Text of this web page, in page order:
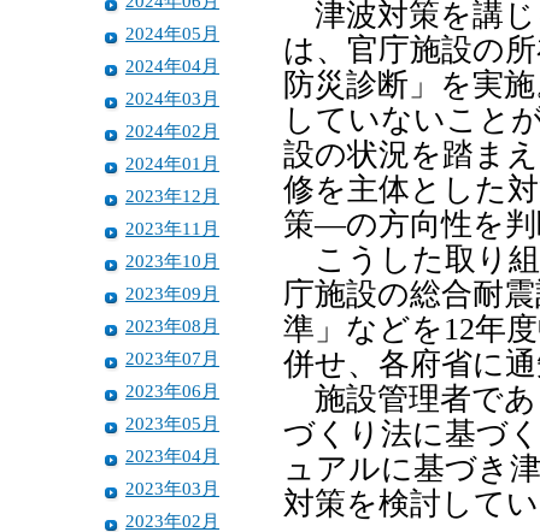
2024年05月
2024年04月
2024年03月
2024年02月
2024年01月
2023年12月
2023年11月
2023年10月
2023年09月
2023年08月
2023年07月
2023年06月
2023年05月
2023年04月
2023年03月
2023年02月
津波対策を講じ
は、官庁施設の
防災診断」を実
していないこと
設の状況を踏ま
修を主体とした
策―の方向性を
こうした取り
庁施設の総合耐
準」などを12年
併せ、各府省に
施設管理者であ
づくり法に基づ
ュアルに基づき
対策を検討して